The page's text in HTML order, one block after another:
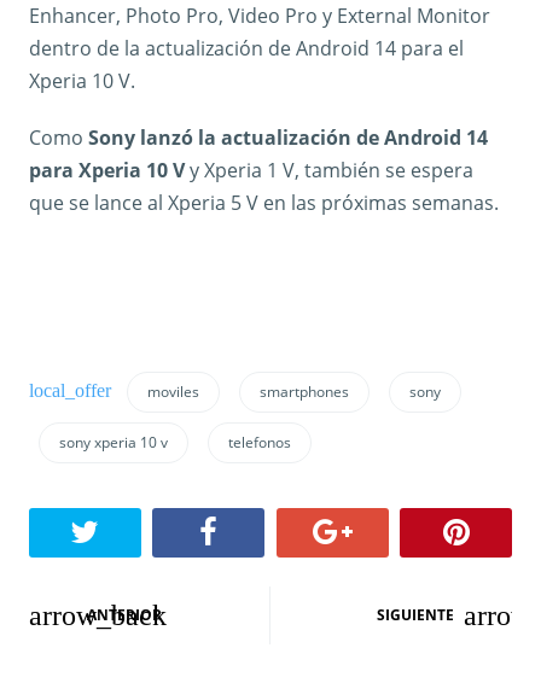
Enhancer, Photo Pro, Video Pro y External Monitor
dentro de la actualización de Android 14 para el
Xperia 10 V.
Como Sony lanzó la actualización de Android 14
para Xperia 10 Vy Xperia 1 V, también se espera
que se lance al Xperia 5 V en las próximas semanas.
moviles smartphones sony
sony xperia 10 v telefonos
N
ANTERIOR SIGUIENTE